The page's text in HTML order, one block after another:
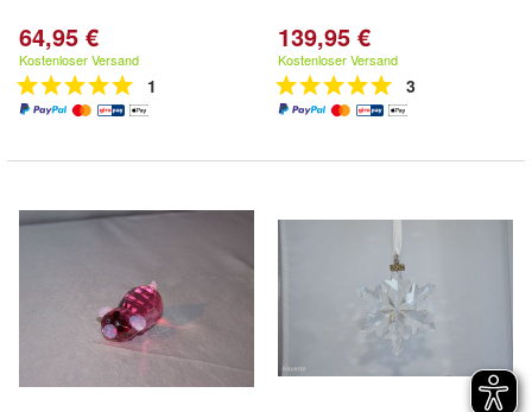
64,95 €
Kostenloser Versand
1
139,95 €
Kostenloser Versand
3